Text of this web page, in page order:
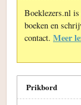
Boeklezers.nl
boeken en
contact. Meer
Prikbord